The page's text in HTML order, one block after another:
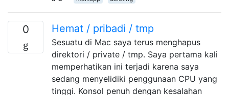
0 Hemat / pribadi / tmp
Sesuatu di Mac saya terus menghapus
direktori / private / tmp. Saya pertama kali
memperhatikan ini terjadi karena saya
sedang menyelidiki penggunaan CPU yang
tinggi. Konsol penuh dengan kesalahan